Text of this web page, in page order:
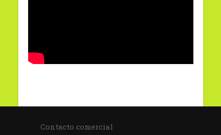
Contacto comercial